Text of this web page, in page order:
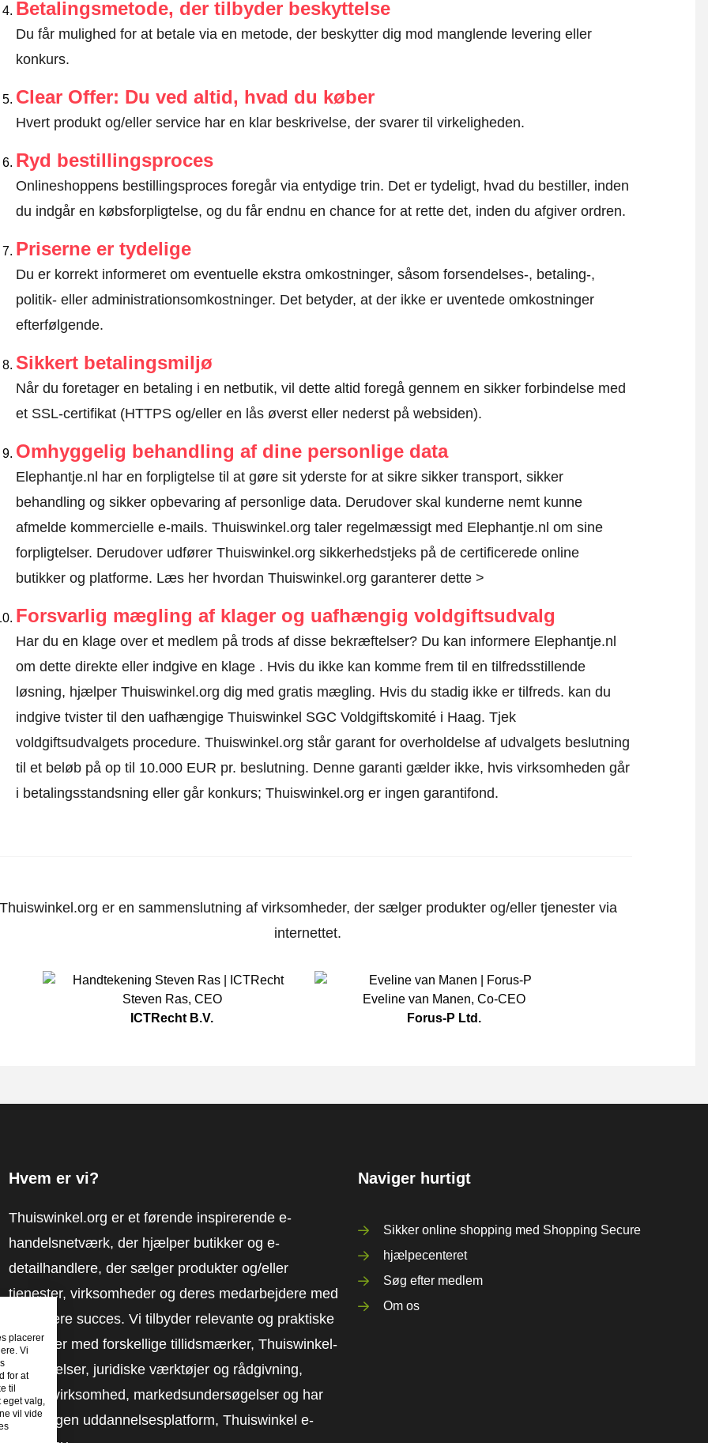
Betalingsmetode, der tilbyder beskyttelse
Du får mulighed for at betale via en metode, der beskytter dig mod manglende levering eller
konkurs.
Clear Offer: Du ved altid, hvad du køber
Hvert produkt og/eller service har en klar beskrivelse, der svarer til virkeligheden.
Ryd bestillingsproces
Onlineshoppens bestillingsproces foregår via entydige trin. Det er tydeligt, hvad du bestiller, inden
du indgår en købsforpligtelse, og du får endnu en chance for at rette det, inden du afgiver ordren.
Priserne er tydelige
Du er korrekt informeret om eventuelle ekstra omkostninger, såsom forsendelses-, betaling-,
politik- eller administrationsomkostninger. Det betyder, at der ikke er uventede omkostninger
efterfølgende.
Sikkert betalingsmiljø
Når du foretager en betaling i en netbutik, vil dette altid foregå gennem en sikker forbindelse med
et SSL-certifikat (HTTPS og/eller en lås øverst eller nederst på websiden).
Omhyggelig behandling af dine personlige data
Elephantje.nl har en forpligtelse til at gøre sit yderste for at sikre sikker transport, sikker
behandling og sikker opbevaring af personlige data. Derudover skal kunderne nemt kunne
afmelde kommercielle e-mails. Thuiswinkel.org taler regelmæssigt med Elephantje.nl om sine
forpligtelser. Derudover udfører Thuiswinkel.org sikkerhedstjeks på de certificerede online
butikker og platforme. Læs her hvordan Thuiswinkel.org garanterer dette >
Forsvarlig mægling af klager og uafhængig voldgiftsudvalg
Har du en klage over et medlem på trods af disse bekræftelser? Du kan informere Elephantje.nl
om dette direkte ellerindgive en klage. Hvis du ikke kan komme frem til en tilfredsstillende
løsning, hjælper Thuiswinkel.org dig med gratis mægling. Hvis du stadig ikke er tilfreds. kan du
indgive tvister til den uafhængige Thuiswinkel SGC Voldgiftskomité i Haag. Tjek
voldgiftsudvalgets procedure. Thuiswinkel.org står garant for overholdelse af udvalgets beslutning
til et beløb på op til 10.000 EUR pr. beslutning. Denne garanti gælder ikke, hvis virksomheden går
i betalingsstandsning eller går konkurs; Thuiswinkel.org er ingen garantifond.
er en sammenslutning af virksomheder, der sælger produkter og/eller tjenester via
internettet.
Steven Ras, CEO
ICTRecht B.V.
Eveline van Manen, Co-CEO
Forus-P Ltd.
Hvem er vi?
Thuiswinkel.org er et førende inspirerende e-
handelsnetværk, der hjælper butikker og e-
detailhandlere, der sælger produkter og/eller
tjenester, virksomheder og deres medarbejdere med
at få mere succes. Vi tilbyder relevante og praktiske
løsninger med forskellige tillidsmærker, Thuiswinkel-
anmeldelser, juridiske værktøjer og rådgivning,
fortalervirksomhed, markedsundersøgelser og har
vores egen uddannelsesplatform, Thuiswinkel e-
Naviger hurtigt
Sikker online shopping med Shopping Secure
hjælpecenteret
Søg efter medlem
Om os
placerer
Vi
for at
til
eget valg,
vil vide